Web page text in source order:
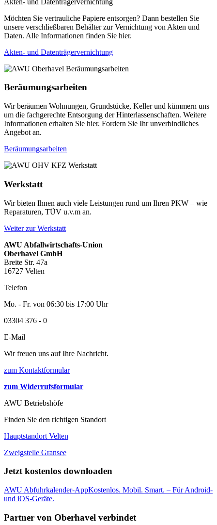
Möchten Sie vertrauliche Papiere entsorgen? Dann bestellen Sie
unsere verschließbaren Behälter zur Vernichtung von Akten und
Daten. Alle Informationen finden Sie hier.
Akten- und Datenträgervernichtung
Beräumungsarbeiten
Wir beräumen Wohnungen, Grundstücke, Keller und kümmern uns
um die fachgerechte Entsorgung der Hinterlassenschaften. Weitere
Informationen erhalten Sie hier. Fordern Sie Ihr unverbindliches
Angebot an.
Beräumungsarbeiten
Werkstatt
Wir bieten Ihnen auch viele Leistungen rund um Ihren PKW – wie
Reparaturen, TÜV u.v.m an.
Weiter zur Werkstatt
AWU Abfallwirtschafts-Union
Oberhavel GmbH
Breite Str. 47a
16727 Velten
Telefon
Mo. - Fr. von 06:30 bis 17:00 Uhr
03304 376 - 0
E-Mail
Wir freuen uns auf Ihre Nachricht.
zum Kontaktformular
zum Widerrufsformular
AWU Betriebshöfe
Finden Sie den richtigen Standort
Hauptstandort Velten
Zweigstelle Gransee
Jetzt kostenlos downloaden
AWU Abfuhrkalender-AppKostenlos. Mobil. Smart. – Für Android-
und iOS-Geräte.
Partner von Oberhavel verbindet